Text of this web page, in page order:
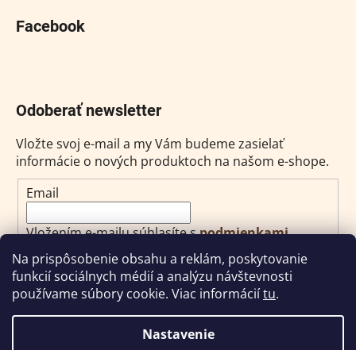
Na prispôsobenie obsahu a reklám, poskytovanie
funkcií sociálnych médií a analýzu návštevnosti
používame súbory cookie. Viac informáciítu.
Nastavenie
Facebook
Odoberať newsletter
Vložte svoj e-mail a my Vám budeme zasielať
informácie o nových produktoch na našom e-shope.
Email
Vložením e-mailu súhlasíte spodmienkami
ochrany osobných údajov
PRIHLÁSIŤ SA